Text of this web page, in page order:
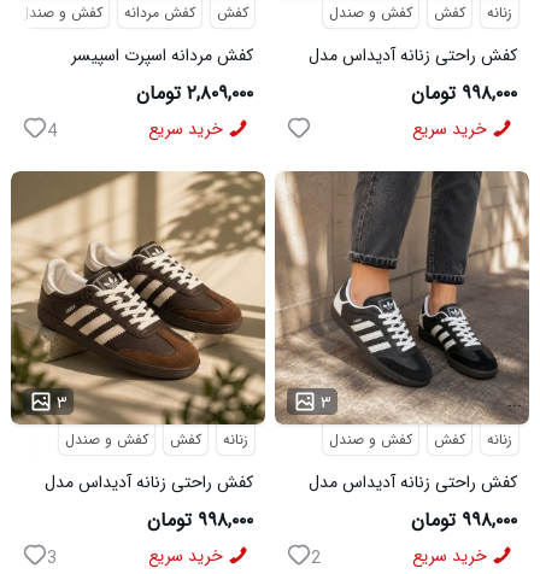
کفش کفش مردانه کفش و صندل
کفش مردانه اسپرت اسپیسر
50728
۲,۸۰۹,۰۰۰ تومان
خرید سریع 4
زنانه کفش کفش و صندل
کفش راحتی زنانه آدیداس مدل
سامبا سفید
۹۹۸,۰۰۰ تومان
خرید سریع
۳ ...
زنانه کفش کفش و صندل
کفش راحتی زنانه آدیداس مدل
سامبا قهوه ای
۹۹۸,۰۰۰ تومان
خرید سریع 3
۳ ...
زنانه کفش کفش و صندل
کفش راحتی زنانه آدیداس مدل
سامبا مشکی
۹۹۸,۰۰۰ تومان
خرید سریع 2